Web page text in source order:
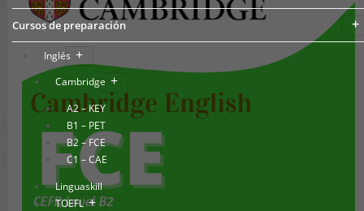
Cursos de preparación
Inglés
Cambridge
A2 – KEY
B1 – PET
B2 – FCE
C1 – CAE
Linguaskill
TOEFL